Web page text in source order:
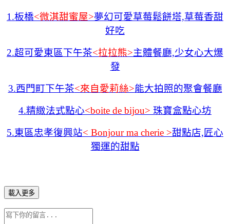
1.板橋<微淇甜蜜屋>夢幻可愛草莓鬆餅塔,草莓香甜
好吃
2.超可愛東區下午茶<拉拉熊>主體餐廳,少女心大爆
發
3.西門町下午茶<來自愛莉絲>能大拍照的聚會餐廳
4.精緻法式點心<boite de bijou> 珠寶盒點心坊
5.東區忠孝復興站< Bonjour ma cherie >甜點店,匠心
獨運的甜點
載入更多